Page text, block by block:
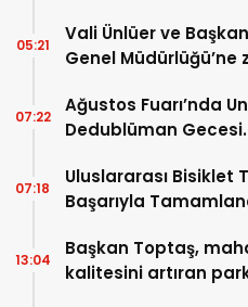
Vali Ünlüer ve
Genel Müdürlüğü’ne
05:21
Ağustos Fuarı’nda
Dedublüman Gecesi.
07:22
Uluslararası Bisiklet
Başarıyla
07:18
Başkan Toptaş,
kalitesini artıran
13:04